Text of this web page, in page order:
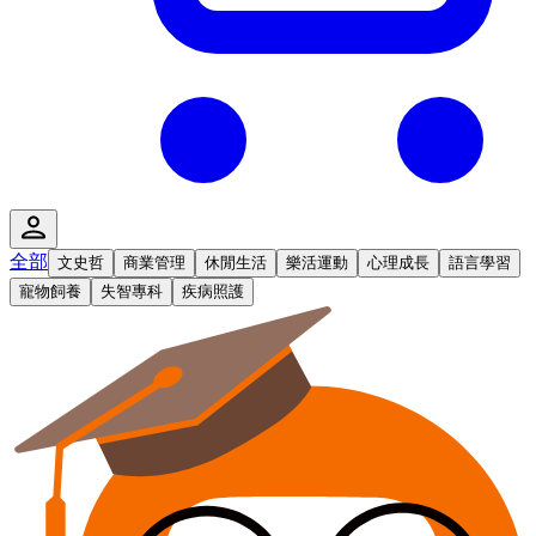
全部 文史哲 商業管理 休閒生活 樂活運動 心理成長
語言學習
寵物飼養
失智專科 疾病照護